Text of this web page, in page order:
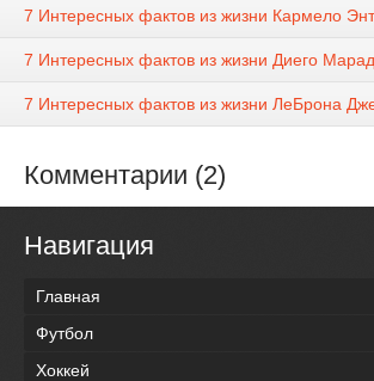
7 Интересных фактов из жизни Кармело
7 Интересных фактов из жизни Диего
7 Интересных фактов из жизни ЛеБрона
Комментарии (2)
Навигация
Главная
Футбол
Хоккей